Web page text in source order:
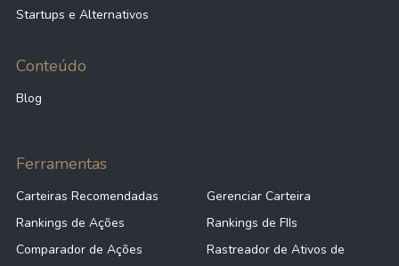
Startups e Alternativos
Conteúdo
Blog
Ferramentas
Carteiras Recomendadas
Gerenciar Carteira
Rankings de Ações
Rankings de FIIs
Comparador de Ações
Rastreador de Ativos de